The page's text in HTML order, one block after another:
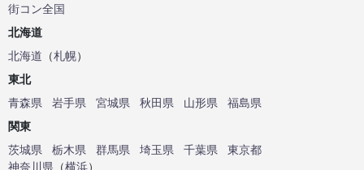
街コン全国
北海道
北海道 （札幌）
東北
青森県
岩手県 宮城県 秋田県 山形県
福島県
関東
茨城県
栃木県 群馬県 埼玉県 千葉県
東京都
神奈川県 （横浜）